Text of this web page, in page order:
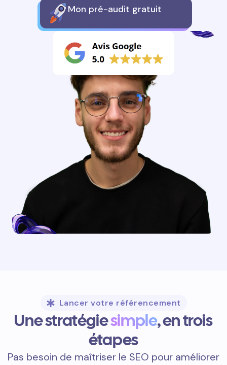
Mon pré-audit gratuit
Lancer votre référencement
Une stratégiesimple, en trois
étapes
Pas besoin de maîtriser le SEO pour améliorer